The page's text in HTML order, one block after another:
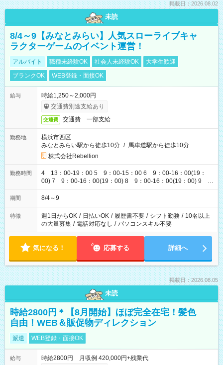
掲載日：2026.08.02
未読
8/4～9【みなとみらい】人気スローライブキャ
ラクターゲームのイベント運営！
アルバイト 職種未経験OK 社会人未経験OK
大学生歓迎
ブランクOK
WEB登録・面接OK
給与
時給1,250～2,000円
交通費別途支給あり
交通費 交通費 一部支給
勤務地
横浜市西区
みなとみらい駅から徒歩10分 / 馬車道駅から徒歩10分
株式会社Rebellion
勤務時間
4 13：00-19：00 5 9：00-15：00 6 9：00-16：00(19：
00) 7 9：00-16：00(19：00) 8 9：00-16：00(19：00) 9
9：00-16：00(19：00)
期間 8/4～9
特徴 週1日からOK / 日払いOK / 履歴書不要 / シフト勤務 / 10名以上
の大量募集 / 電話対応なし / パソコンスキル不要
気になる！ 応募する 詳細へ
掲載日：2026.08.05
未読
時給2800円＊【8月開始】ほぼ完全在宅！髪色
自由！WEB＆販促物ディレクション
派遣 WEB登録・面接OK
給与
時給2800円 月収例 420,000円+残業代